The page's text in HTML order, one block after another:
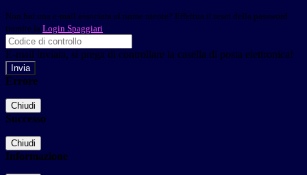
Non hai una e-mail associata al nome utente? Effettua il reset della password
tramite la Login Spaggiari
E-mail inviata, si prega di controllare la casella di posta elettronica!
Errore
Chiudi
Successo
Chiudi
Informazione